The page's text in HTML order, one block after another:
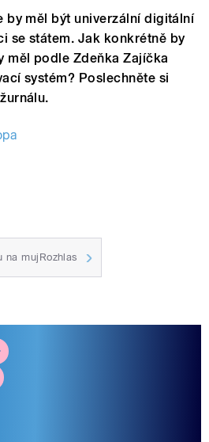
by měl být univerzální digitální
se státem. Jak konkrétně by
měl podle Zdeňka Zajíčka
systém? Poslechněte si
mujRozhlas